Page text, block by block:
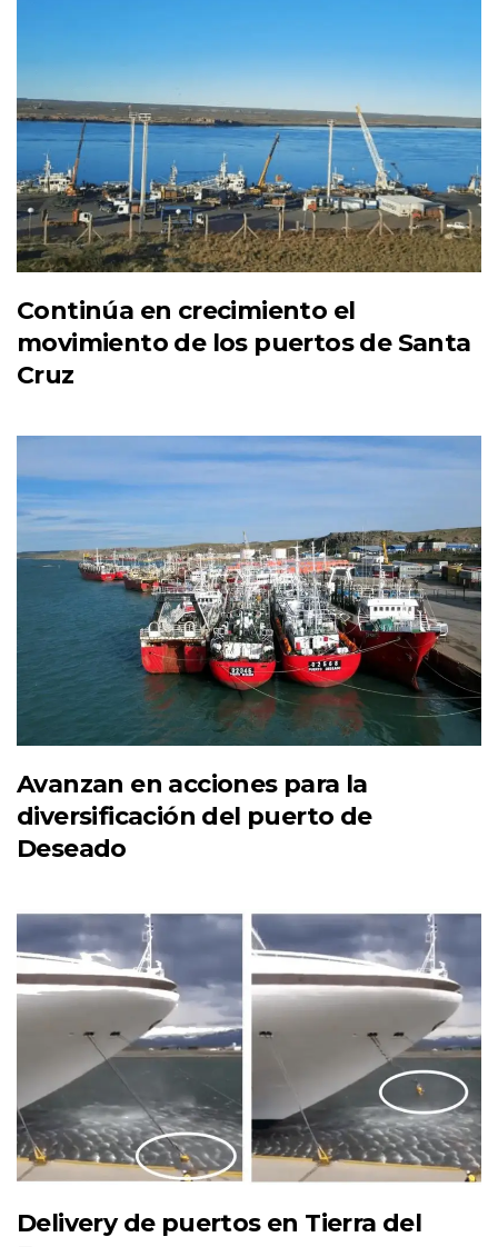
Continúa en crecimiento el
movimiento de los puertos de Santa
Cruz
Avanzan en acciones para la
diversificación del puerto de
Deseado
Delivery de puertos en Tierra del